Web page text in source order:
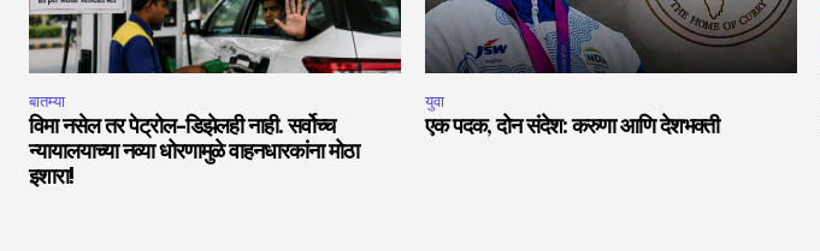
बातम्या
विमा नसेल तर पेट्रोल-डिझेलही नाही. सर्वोच्च
न्यायालयाच्या नव्या धोरणामुळे वाहनधारकांना मोठा
इशारा!
युवा
एक पदक, दोन संदेश: करुणा आणि देशभक्ती